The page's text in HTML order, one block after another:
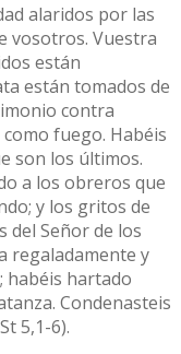
alaridos por las
vosotros. Vuestra
están
están tomados de
contra
fuego. Habéis
son los últimos.
a los obreros que
y los gritos de
del Señor de los
regaladamente y
habéis hartado
Condenasteis
5,1-6).